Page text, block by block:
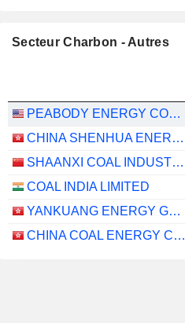
Secteur Charbon - Autres
PEABODY ENERGY CORPORATION
CHINA SHENHUA ENERGY COMPANY LIMITED
SHAANXI COAL INDUSTRY COMPANY LIMITED
COAL INDIA LIMITED
YANKUANG ENERGY GROUP COMPANY LIMITED
CHINA COAL ENERGY COMPANY LIMITED